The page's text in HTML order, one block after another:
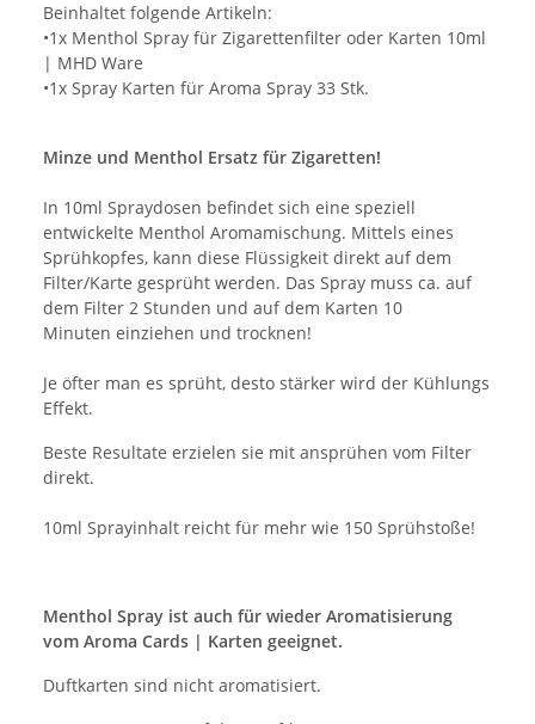
Beinhaltet folgende Artikeln:
•1x Menthol Spray für Zigarettenfilter oder Karten 10ml
| MHD Ware
•1x Spray Karten für Aroma Spray 33 Stk.
Minze und Menthol Ersatz für Zigaretten!
In 10ml Spraydosen befindet sich eine speziell
entwickelte Menthol Aromamischung. Mittels eines
Sprühkopfes, kann diese Flüssigkeit direkt auf dem
Filter/Karte gesprüht werden. Das Spray muss ca. auf
dem Filter 2 Stunden und auf dem Karten 10
Minuten einziehen und trocknen!
Je öfter man es sprüht, desto stärker wird der Kühlungs
Effekt.
Beste Resultate erzielen sie mit ansprühen vom Filter
direkt.
10ml Sprayinhalt reicht für mehr wie 150 Sprühstoße!
Menthol Spray ist auch für wieder Aromatisierung
vom Aroma Cards | Karten geeignet.
Duftkarten sind nicht aromatisiert.